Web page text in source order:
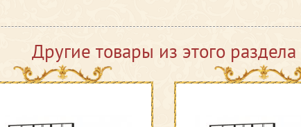
Другие товары из этого раздела